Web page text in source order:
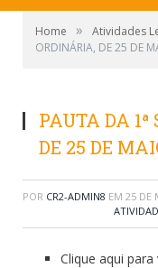
Home » Atividades
ORDINÁRIA, DE 25 DE
PAUTA DA
DE 25 DE
POR CR2-ADMIN8 EM 25 DE
Clique aqui para